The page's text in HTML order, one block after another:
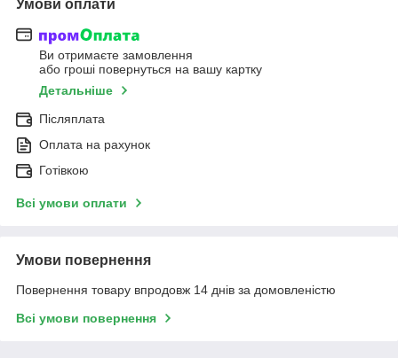
Умови оплати
Ви отримаєте замовлення
або гроші повернуться на вашу картку
Детальніше
Післяплата
Оплата на рахунок
Готівкою
Всі умови оплати
Умови повернення
Повернення товару впродовж 14 днів за домовленістю
Всі умови повернення